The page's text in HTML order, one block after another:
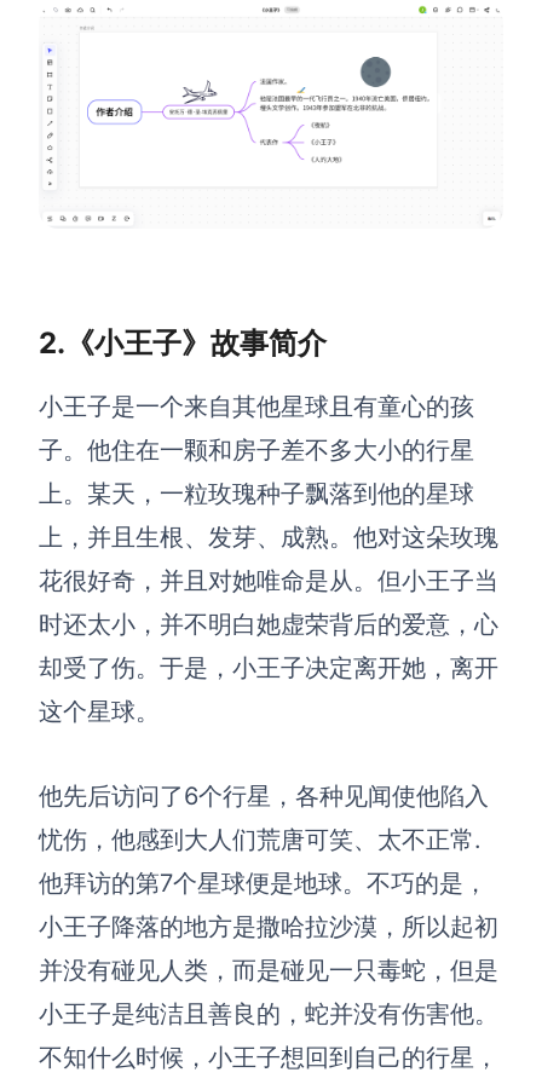
创意与绘图
AI生成思维导图
AI生成流程图
AI生成用户旅程图
AI生成鱼骨图
AI生成甘特图
AI生成组织结构图
战略与流程设计
AI生成商业画布
AI生成SWOT分析
AI生成PEST分析
AI生成5Why分析
AI生成平衡计分卡
AI生成时间管理四象限
数据分析与策略
AI生成用户画像
AI生成Smart分析
智能创作
AI生成PPT
AI生成图片
2.《小王子》故事简介
小王子是一个来自其他星球且有童心的孩
子。他住在一颗和房子差不多大小的行星
上。某天，一粒玫瑰种子飘落到他的星球
上，并且生根、发芽、成熟。他对这朵玫瑰
花很好奇，并且对她唯命是从。但小王子当
时还太小，并不明白她虚荣背后的爱意，心
却受了伤。于是，小王子决定离开她，离开
这个星球。
他先后访问了6个行星，各种见闻使他陷入
忧伤，他感到大人们荒唐可笑、太不正常.
他拜访的第7个星球便是地球。不巧的是，
小王子降落的地方是撒哈拉沙漠，所以起初
并没有碰见人类，而是碰见一只毒蛇，但是
小王子是纯洁且善良的，蛇并没有伤害他。
不知什么时候，小王子想回到自己的行星，